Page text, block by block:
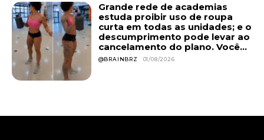
Grande rede de academias
estuda proibir uso de roupa
curta em todas as unidades; e o
descumprimento pode levar ao
cancelamento do plano. Você...
@BRAINBRZ 01/08/2026